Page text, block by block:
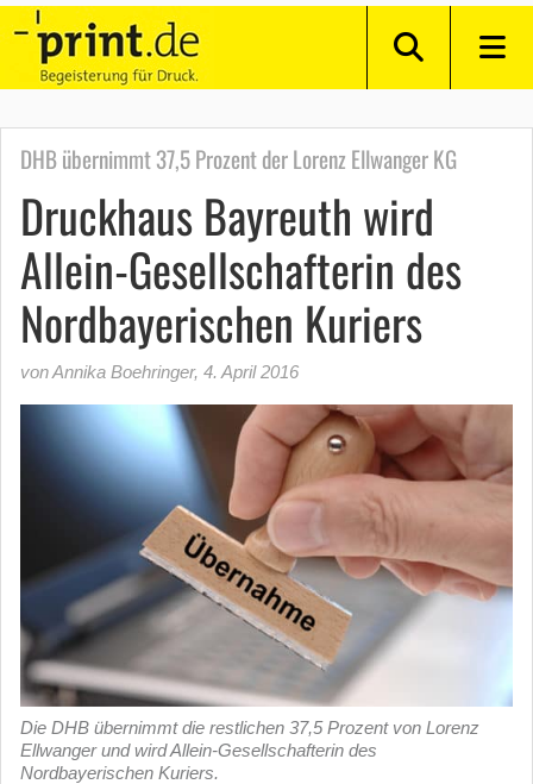
DHB übernimmt 37,5 Prozent der Lorenz Ellwanger KG
Druckhaus Bayreuth wird
Allein-Gesellschafterin des
Nordbayerischen Kuriers
von Annika Boehringer, 4. April 2016
Die DHB übernimmt die restlichen 37,5 Prozent von Lorenz
Ellwanger und wird Allein-Gesellschafterin des
Nordbayerischen Kuriers.